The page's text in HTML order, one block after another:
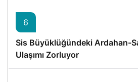
6
Sis Büyüklüğündeki Ardahan-
Ulaşımı Zorluyor